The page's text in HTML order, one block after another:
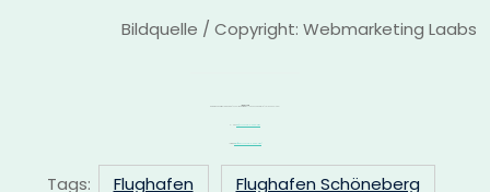
Bildquelle / Copyright: Webmarketing Laabs
Tags: Flughafen
Flughafen Schöneberg